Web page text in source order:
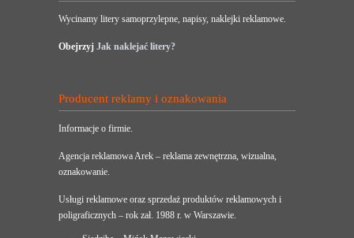
Wycinamy litery samoprzylepne, napisy, naklejki reklamowe.
Obejrzyj Jak naklejać litery?
Producent reklamy i oznakowania
Informacje o firmie.
Agencja reklamowa Arek – reklama zewnętrzna, wizualna,
oznakowanie.
Usługi reklamowe oraz sprzedaż produktów reklamowych i
poligraficznych – rok zał. 1988 r. w Warszawie.